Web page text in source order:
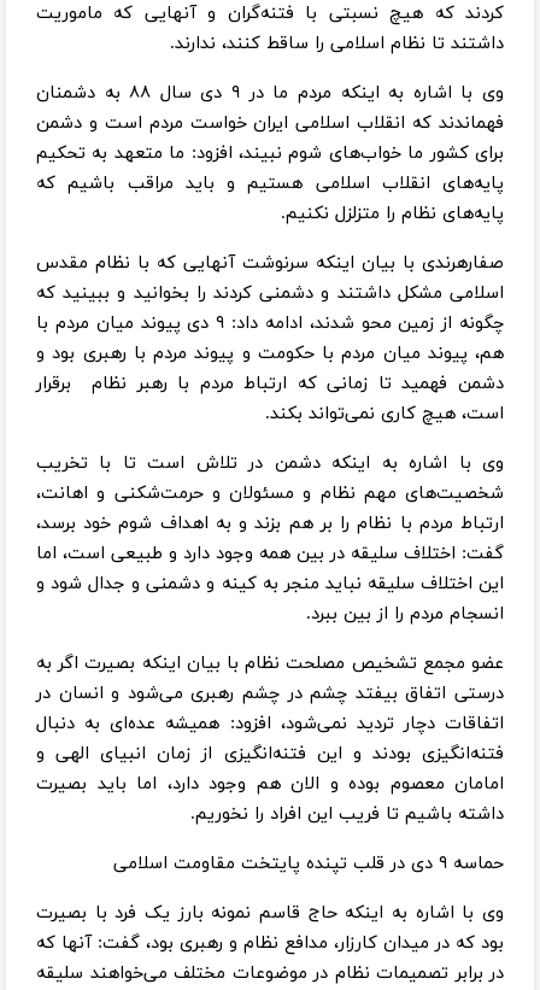
کردند که هیچ نسبتی با فتنه‌گران و آنهایی که ماموریت
داشتند تا نظام اسلامی را ساقط کنند، ندارند.
وی با اشاره به اینکه مردم ما در ۹ دی سال ۸۸ به دشمنان
فهماندند که انقلاب اسلامی ایران خواست مردم است و دشمن
برای کشور ما خواب‌های شوم نبیند، افزود: ما متعهد به تحکیم
پایه‌های انقلاب اسلامی هستیم و باید مراقب باشیم که
پایه‌های نظام را متزلزل نکنیم.
صفارهرندی با بیان اینکه سرنوشت آنهایی که با نظام مقدس
اسلامی مشکل داشتند و دشمنی کردند را بخوانید و ببینید که
چگونه از زمین محو شدند، ادامه داد: ۹ دی پیوند میان مردم با
هم، پیوند میان مردم با حکومت و پیوند مردم با رهبری بود و
دشمن فهمید تا زمانی که ارتباط مردم با رهبر نظام برقرار
است، هیچ کاری نمی‌تواند بکند.
وی با اشاره به اینکه دشمن در تلاش است تا با تخریب
شخصیت‌های مهم نظام و مسئولان و حرمت‌شکنی و اهانت،
ارتباط مردم با نظام را بر هم بزند و به اهداف شوم خود برسد،
گفت: اختلاف سلیقه در بین همه وجود دارد و طبیعی است، اما
این اختلاف سلیقه نباید منجر به کینه و دشمنی و جدال شود و
انسجام مردم را از بین ببرد.
عضو مجمع تشخیص مصلحت نظام با بیان اینکه بصیرت اگر به
درستی اتفاق بیفتد چشم در چشم رهبری می‌شود و انسان در
اتفاقات دچار تردید نمی‌شود، افزود: همیشه عده‌ای به دنبال
فتنه‌انگیزی بودند و این فتنه‌انگیزی از زمان انبیای الهی و
امامان معصوم بوده و الان هم وجود دارد، اما باید بصیرت
داشته باشیم تا فریب این افراد را نخوریم.
حماسه ۹ دی در قلب تپنده پایتخت مقاومت اسلامی
وی با اشاره به اینکه حاج قاسم نمونه بارز یک فرد با بصیرت
بود که در میدان کارزار، مدافع نظام و رهبری بود، گفت: آنها که
در برابر تصمیمات نظام در موضوعات مختلف می‌خواهند سلیقه